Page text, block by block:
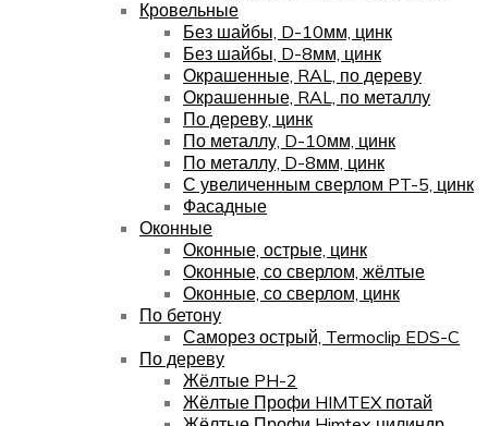
Кровельные
Без шайбы, D-10мм, цинк
Без шайбы, D-8мм, цинк
Окрашенные, RAL, по дереву
Окрашенные, RAL, по металлу
По дереву, цинк
По металлу, D-10мм, цинк
По металлу, D-8мм, цинк
С увеличенным сверлом PT-5, цинк
Фасадные
Оконные
Оконные, острые, цинк
Оконные, со сверлом, жёлтые
Оконные, со сверлом, цинк
По бетону
Саморез острый, Termoclip EDS-C
По дереву
Жёлтые PH-2
Жёлтые Профи HIMTEX потай